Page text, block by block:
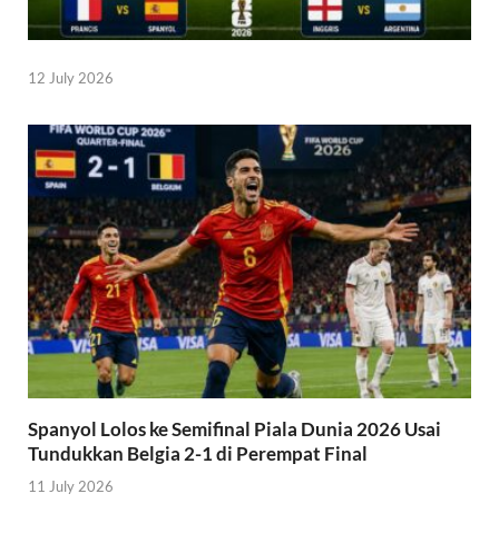
12 July 2026
Spanyol Lolos ke Semifinal Piala Dunia 2026 Usai
Tundukkan Belgia 2-1 di Perempat Final
11 July 2026